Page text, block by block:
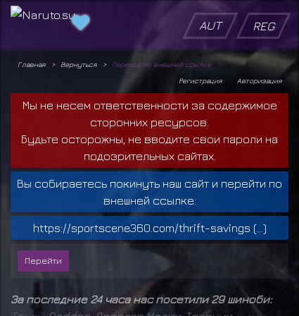
AUT REG
Главная Вернуться
Переход по внешней ссылке
Авторизация
Регистрация
Мы не несем ответственности за содержимое
сторонних ресурсов.
Будьте осторожны, не вводите свои пароли на
подозрительных сайтах.
Вы собираетесь покинуть наш сайт и перейти по
внешней ссылке:
https://sportscene360.com/thrift-savings (...)
За последние 24 часа нас посетили 29 шиноби: